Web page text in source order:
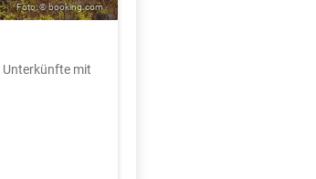
Foto: © booking.com
Unterkünfte mit